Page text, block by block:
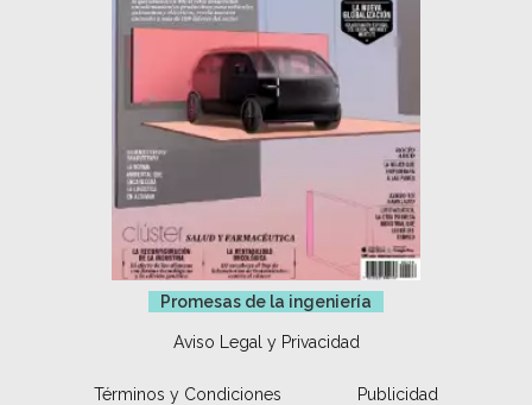
Promesas de la ingeniería
Aviso Legal y Privacidad
Términos y Condiciones Publicidad